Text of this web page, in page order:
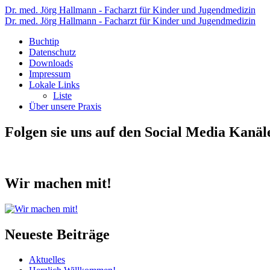
Buchtip
–
Dr.
med.
Jörg
Hallmann
Facharzt
für
und
Jugendmedizin
Dr. med. Jörg Hallmann - Facharzt für Kinder und Jugendmedizin
Buchtip
Dr.
med.
Jörg
Hallmann
Facharzt
und
Jugendmedizin
Dr. med. Jörg Hallmann - Facharzt für Kinder und Jugendmedizin
Skip
content
Buchtip
Datenschutz
Downloads
Impressum
Lokale Links
Liste
Über unsere Praxis
Folgen sie uns auf den Social Media
Wir machen mit!
Neueste Beiträge
Aktuelles